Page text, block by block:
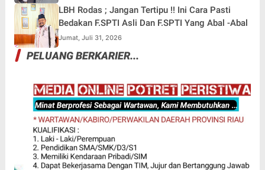
LBH Rodas ; Jangan Tertipu !! Ini Cara Pasti
Bedakan F.SPTI Asli Dan F.SPTI Yang Abal -Abal
Jumat, Juli 31, 2026
PELUANG BERKARIER...